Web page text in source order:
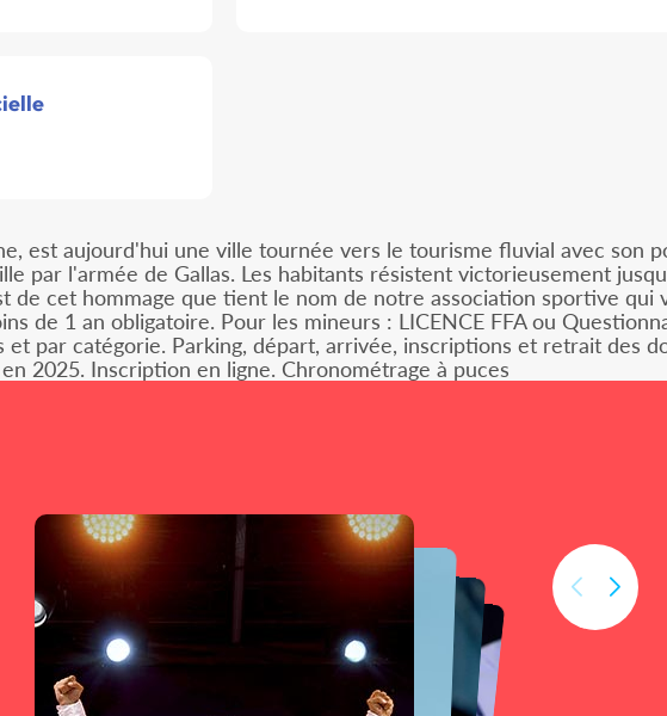
est aujourd'hui une ville tournée vers le tourisme fluvial avec son
par l'armée de Gallas. Les habitants résistent victorieusement
de cet hommage que tient le nom de notre association sportive qui
de 1 an obligatoire. Pour les mineurs : LICENCE FFA ou
par catégorie. Parking, départ, arrivée, inscriptions et retrait des
2025. Inscription en ligne. Chronométrage à puces